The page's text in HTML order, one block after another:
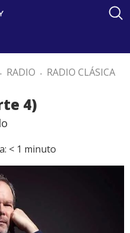
. RADIO . RADIO CLÁSICA
4)
< 1 minuto